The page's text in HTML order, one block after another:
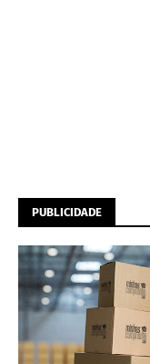
PUBLICIDADE